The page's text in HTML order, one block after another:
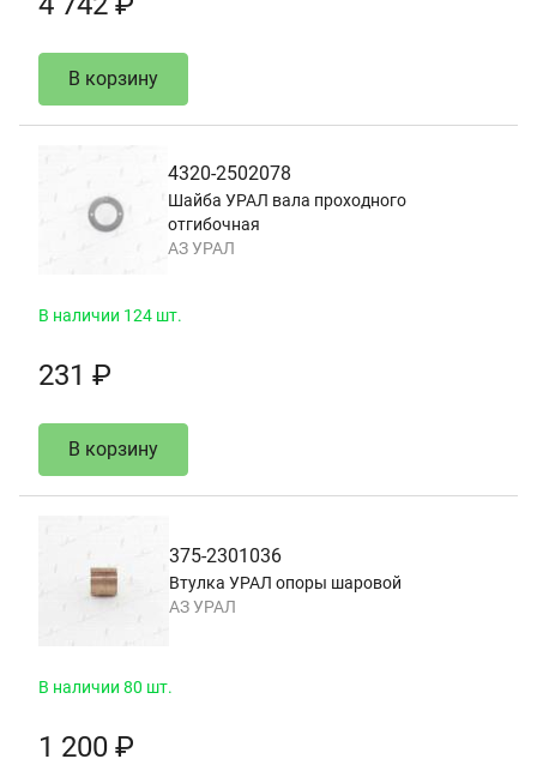
В корзину
4320-2502078
Шайба УРАЛ вала проходного
отгибочная
АЗ УРАЛ
В наличии 124 шт.
231 ₽
В корзину
375-2301036
Втулка УРАЛ опоры шаровой
АЗ УРАЛ
В наличии 80 шт.
1 200 ₽